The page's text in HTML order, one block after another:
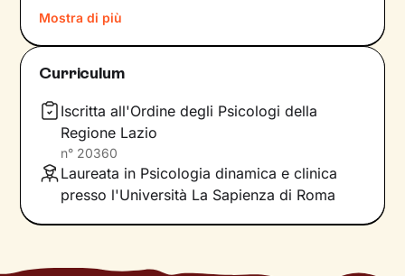
alla base di ciò che stai vivendo oggi.
Imparerai a trasformare alcuni elementi che non
ti rappresentano più e scoprirai dentro di te
competenze e potenzialità
avere. Davanti ai tuoi occhi compariranno
nuove strade da percorrere, un passo dopo
l’altro, verso ilcambiamento positivoche
Mostra di più
Curriculum
Iscritta all'Ordine degli Psicologi della
Regione Lazio
n° 20360
Laureata in Psicologia dinamica e clinica
presso l'Università La Sapienza di Roma